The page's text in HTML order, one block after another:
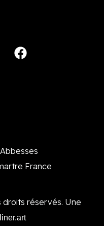
France
droits réservés. Une